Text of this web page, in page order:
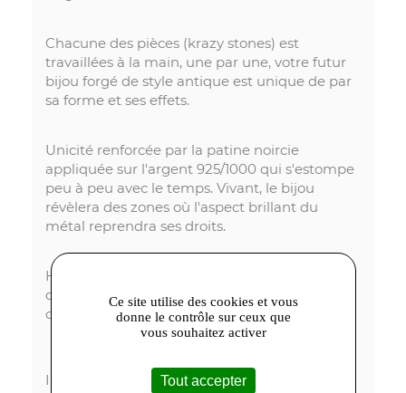
Chacune des pièces (krazy stones) est
travaillées à la main, une par une, votre futur
bijou forgé de style antique est unique de par
sa forme et ses effets.
Unicité renforcée par la patine noircie
appliquée sur l'argent 925/1000 qui s'estompe
peu à peu avec le temps. Vivant, le bijou
révèlera des zones où l'aspect brillant du
métal reprendra ses droits.
Héphaïstos Collection ou le travail passionné
du métal, des bijoux étonnants et particuliers
comme vous.
Informations importantes :
Ce site utilise des cookies et vous
donne le contrôle sur ceux que
vous souhaitez activer
Tout accepter